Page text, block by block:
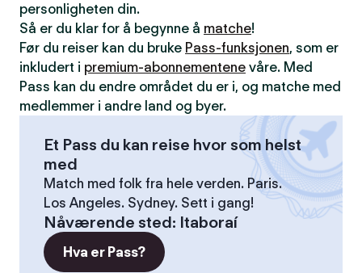
personligheten din.
Så er du klar for å begynne å matche!
Før du reiser kan du bruke Pass-funksjonen, som er
inkludert i premium-abonnementene våre. Med
Pass kan du endre området du er i, og matche med
medlemmer i andre land og byer.
Et Pass du kan reise hvor som helst
med
Match med folk fra hele verden. Paris.
Los Angeles. Sydney. Sett i gang!
Nåværende sted: Itaboraí
Hva er Pass?